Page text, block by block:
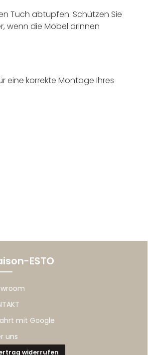
Tuch abtupfen. Schützen Sie
wenn die Möbel drinnen
eine korrekte Montage Ihres
ESTO
mit Google
uns
widerrufen